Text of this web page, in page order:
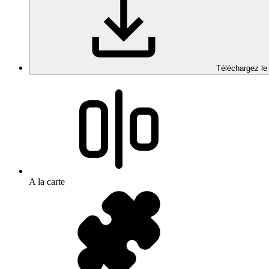
Téléchargez le
A la carte